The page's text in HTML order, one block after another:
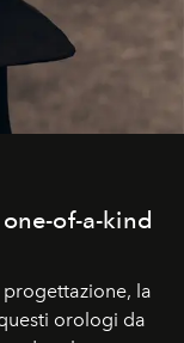
of-a-kind
la
orologi da